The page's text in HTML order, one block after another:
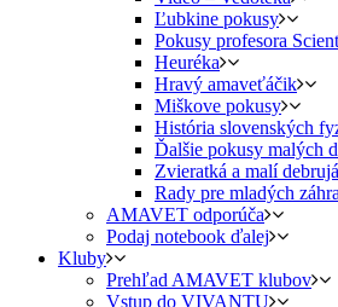
Ľubkine pokusy
Pokusy profesora
Heuréka
Hravý amaveťáčik
Miškove pokusy
História slovenských
Ďalšie pokusy malých
Zvieratká a malí
Rady pre mladých
AMAVET odporúča
Podaj notebook ďalej
Kluby
Prehľad AMAVET klubov
Vstup do VIVANTU